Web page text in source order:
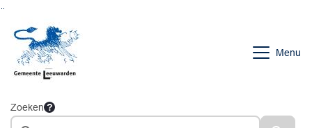
Menu
Zoeken